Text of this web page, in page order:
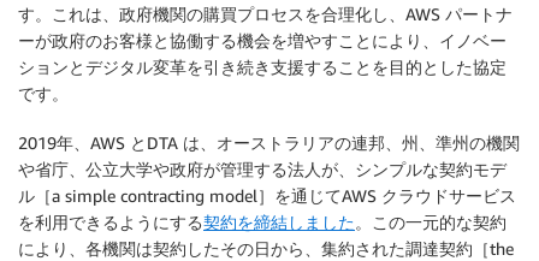
す。これは、政府機関の購買プロセスを合理化し、AWS パートナ
ーが政府のお客様と協働する機会を増やすことにより、イノベー
ションとデジタル変革を引き続き支援することを目的とした協定
です。
2019年、AWS とDTA は、オーストラリアの連邦、州、準州の機関
や省庁、公立大学や政府が管理する法人が、シンプルな契約モデ
ル［a simple contracting model］を通じてAWS クラウドサービス
を利用できるようにする契約を締結しました。この一元的な契約
により、各機関は契約したその日から、集約された調達契約［the